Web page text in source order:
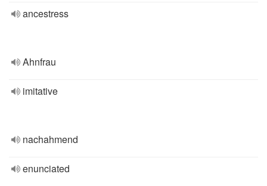
ancestress
Ahnfrau
imitative
nachahmend
enunciated